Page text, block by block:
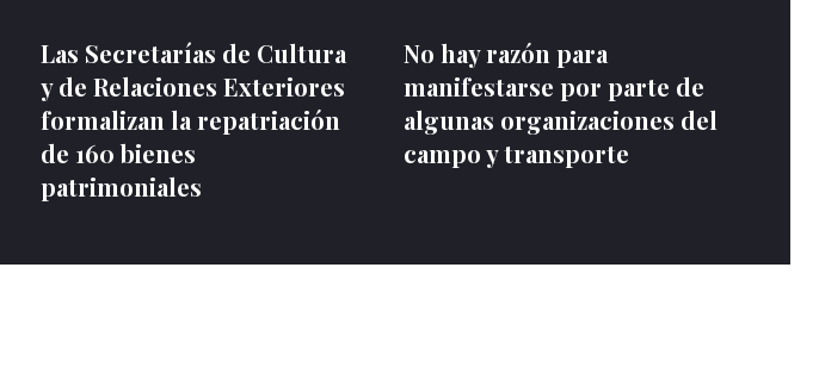
Las Secretarías de Cultura
y de Relaciones Exteriores
formalizan la repatriación
de 160 bienes
patrimoniales
No hay razón para
manifestarse por parte de
algunas organizaciones del
campo y transporte